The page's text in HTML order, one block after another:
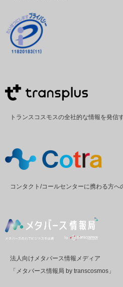
トランスコスモスの全社的な情報を発信
コンタクト/コールセンターに携わる方へ
法人向けメタバース情報メディア
「メタバース情報局 by transcosmos」